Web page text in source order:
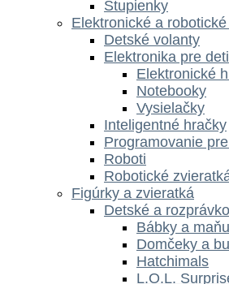
Stupienky
Elektronické a
Detské volanty
Elektronika pre deti
Elektronické
Notebooky
Vysielačky
Inteligentné hračky
Programovanie
Roboti
Robotické
Figúrky a zvieratká
Detské a
Bábky a
Domčeky a
Hatchimals
L.O.L.